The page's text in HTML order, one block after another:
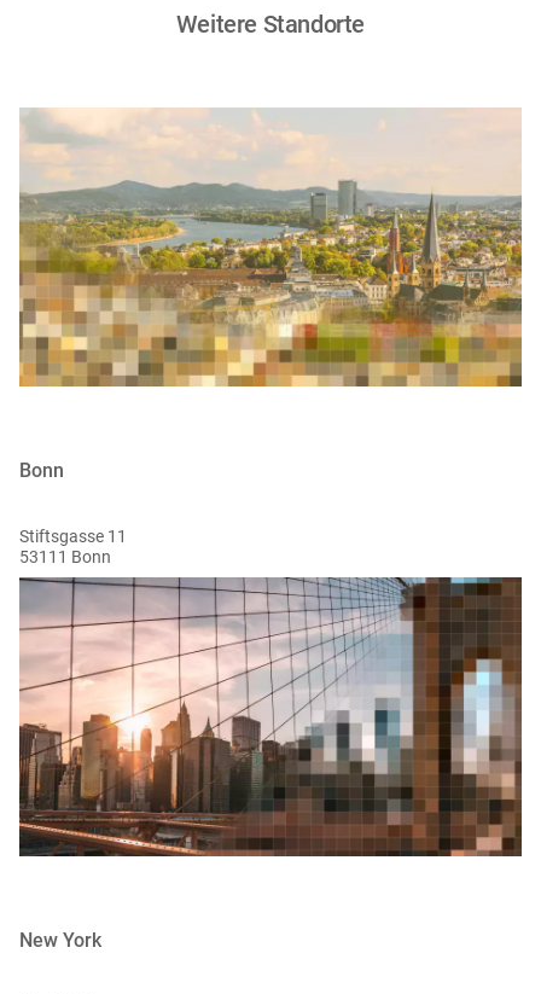
Weitere Standorte
Bonn
Stiftsgasse 11
53111 Bonn
New York